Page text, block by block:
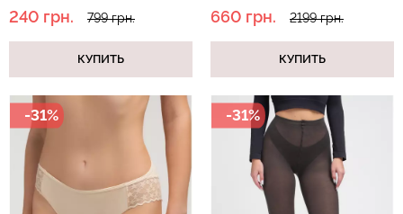
240 грн. 799 грн.
КУПИТЬ
(желтый)
660 грн. 2199 грн.
КУПИТЬ
-31% -31%